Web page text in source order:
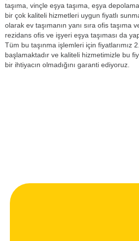
taşıma, vinçle eşya taşıma, eşya
bir çok kaliteli hizmetleri uygun fiyatlı
olarak ev taşımanın yanı sıra ofis taşıma
rezidans ofis ve işyeri eşya taşıması da
Tüm bu taşınma işlemleri için fiyatlarımız
başlamaktadır ve kaliteli hizmetimizle bu
bir ihtiyacın olmadığını garanti ediyoruz.